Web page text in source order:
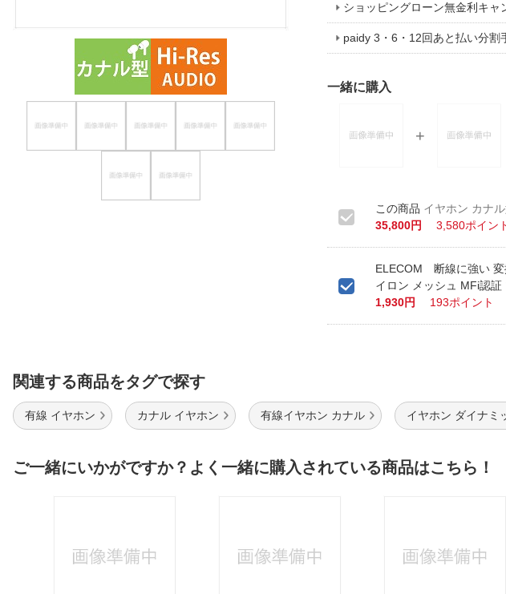
ショッピングローン無金利キャ
paidy 3・6・12回あと払い分割
一緒に購入
イヤホン カナ
35,800円
3,580ポイン
ELECOM 断線に強い 変
イロン メッシュ MFi認証
1,930円
193ポイント
関連する商品をタグで探す
有線 イヤホン カナル イヤホン 有線イヤホン カナル イヤホン ダイナミ
ご一緒にいかがですか？よく一緒に購入されている商品はこちら！